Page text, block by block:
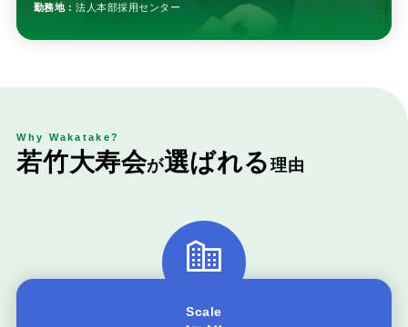
勤務地： 法人本部採用センター
Why Wakatake?
若竹大寿会が選ばれる理由
Scale